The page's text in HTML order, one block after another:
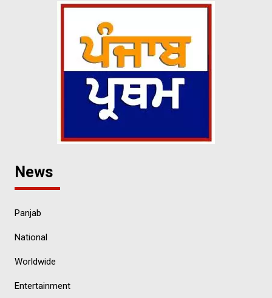
News
Panjab
National
Worldwide
Entertainment